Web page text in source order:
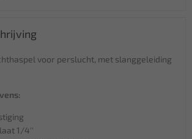
voor perslucht, met slanggeleiding
1/4''